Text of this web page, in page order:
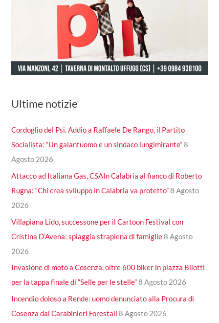
Ultime notizie
Cordoglio del Psi. Addio a Raffaele De Rango, il Partito
Socialista: “Un galantuomo e un sindaco lungimirante”8
Agosto 2026
Attacco ad Italiana Gas, CSAIn Calabria al fianco di Roberto
Rugna: “Chi crea sviluppo in Calabria va protetto”8 Agosto
2026
Villapiana Lido, successone per il Cartoon Festival con
Cristina D’Avena: spiaggia strapiena di famiglie8 Agosto
2026
Invasione di moto a Cosenza, oltre 600 biker in piazza Bilotti
per la tappa finale di “Selle per le stelle”8 Agosto 2026
Incendio doloso a Rende: uomo denunciato alla Procura di
Cosenza dai Carabinieri Forestali 8 Agosto 2026